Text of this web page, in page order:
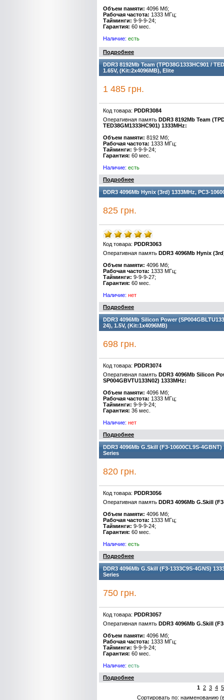
Объем памяти: 4096 Мб;
Рабочая частота: 1333 МГц;
Тайминги: 9-9-9-24;
Гарантия: 60 мес.
Наличие: есть
Подробнее
DDR3 8192Mb Team (TPD38G1333HC901 /
1.65V, (Kit:2x4096MB), Elite
1 485 грн.
Код товара: PDDR3084
Оперативная память DDR3 8192Mb Team
TED38GM1333HC901) 1333MHz:
Объем памяти: 8192 Мб;
Рабочая частота: 1333 МГц;
Тайминги: 9-9-9-24;
Гарантия: 60 мес.
Наличие: есть
Подробнее
DDR3 4096Mb Hynix (3rd) 1333MHz, PC3-
825 грн.
Код товара: PDDR3063
Оперативная память DDR3 4096Mb Hynix
Объем памяти: 4096 Мб;
Рабочая частота: 1333 МГц;
Тайминги: 9-9-9-27;
Гарантия: 60 мес.
Наличие: нет
Подробнее
DDR3 4096Mb Silicon Power
24), 1.5V, (Kit:1x4096MB)
698 грн.
Код товара: PDDR3074
Оперативная память DDR3 4096Mb Silicon
SP004GBVTU133N02) 1333MHz:
Объем памяти: 4096 Мб;
Рабочая частота: 1333 МГц;
Тайминги: 9-9-9-24;
Гарантия: 36 мес.
Наличие: нет
Подробнее
DDR3 4096Mb G.Skill (F3-10600CL9S-
Series
820 грн.
Код товара: PDDR3056
Оперативная память DDR3 4096Mb G.Skill
Объем памяти: 4096 Мб;
Рабочая частота: 1333 МГц;
Тайминги: 9-9-9-24;
Гарантия: 60 мес.
Наличие: есть
Подробнее
DDR3 4096Mb G.Skill (F3-1333C9S-4GNS)
Series
750 грн.
Код товара: PDDR3057
Оперативная память DDR3 4096Mb G.Skill
Объем памяти: 4096 Мб;
Рабочая частота: 1333 МГц;
Тайминги: 9-9-9-24;
Гарантия: 60 мес.
Наличие: есть
Подробнее
1 2 3 4 5
Сортировать по: наименованию (